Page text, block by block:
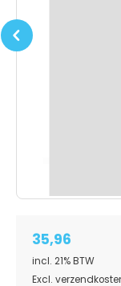
Previous
35,96
incl. 21% BTW
Excl.